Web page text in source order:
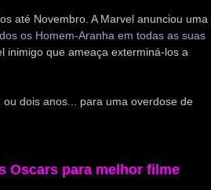
até Novembro. A Marvel anunciou uma
os Homem-Aranha em todas as suas
inimigo que ameaça exterminá-los a
dois anos... para uma overdose de
Oscars para melhor filme